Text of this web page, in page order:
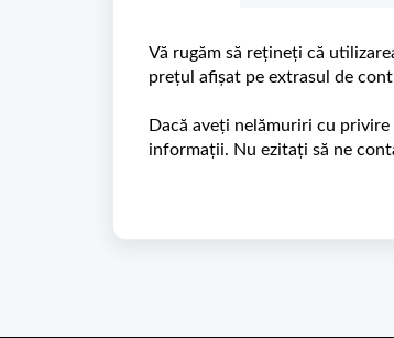
Vă rugăm să rețineți că
prețul afișat pe extrasul de
Dacă aveți nelămuriri cu
informații. Nu ezitați să ne